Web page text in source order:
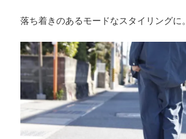
落ち着きのあるモードなスタイリングに。